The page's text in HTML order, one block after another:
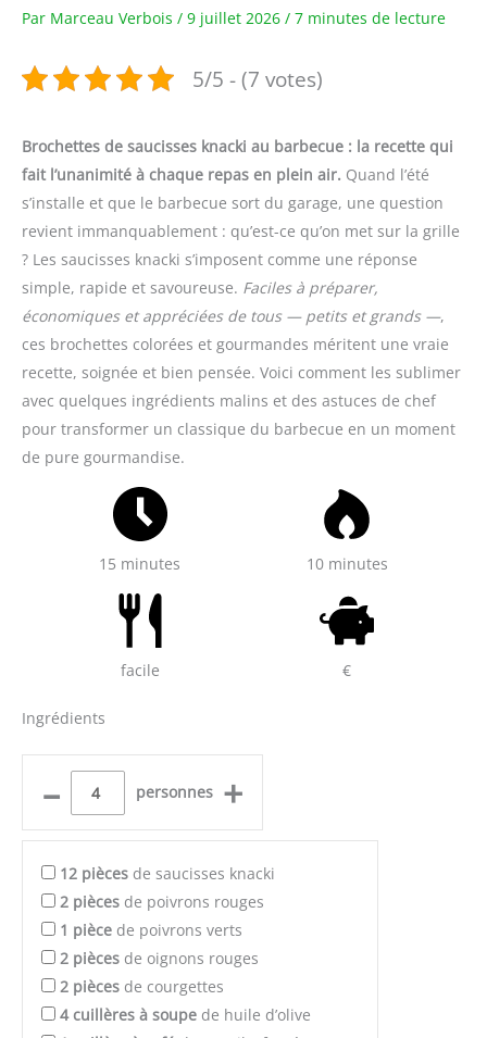
Par Marceau Verbois / 9 juillet 2026 / 7 minutes de lecture
5/5 - (7 votes)
Brochettes de saucisses knacki au barbecue : la recette qui
fait l’unanimité à chaque repas en plein air. Quand l’été
s’installe et que le barbecue sort du garage, une question
revient immanquablement : qu’est-ce qu’on met sur la grille
? Les saucisses knacki s’imposent comme une réponse
simple, rapide et savoureuse. Faciles à préparer,
économiques et appréciées de tous — petits et grands —,
ces brochettes colorées et gourmandes méritent une vraie
recette, soignée et bien pensée. Voici comment les sublimer
avec quelques ingrédients malins et des astuces de chef
pour transformer un classique du barbecue en un moment
de pure gourmandise.
15 minutes 10 minutes
facile €
Ingrédients
– personnes +
12 pièces de saucisses knacki
2 pièces de poivrons rouges
1 pièce de poivrons verts
2 pièces de oignons rouges
2 pièces de courgettes
4 cuillères à soupe de huile d’olive